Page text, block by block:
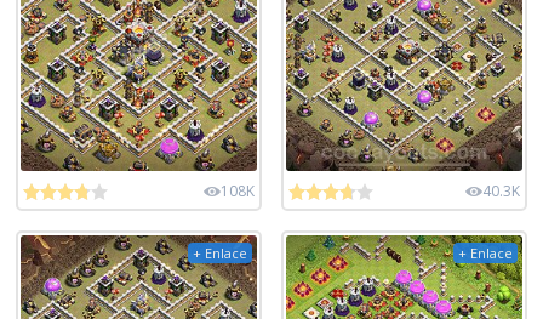
108K 40.3K
+ Enlace + Enlace